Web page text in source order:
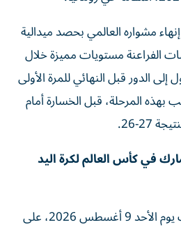
مشواره العالمي بحصد ميدالية
الفراعنة مستويات مميزة خلال
الدور قبل النهائي للمرة الأولى
المرحلة، قبل الخسارة أمام
26.
في كأس العالم لكرة اليد
تقام مباراة مصر والدنمارك يوم الأحد 9 أغسطس 2026، على